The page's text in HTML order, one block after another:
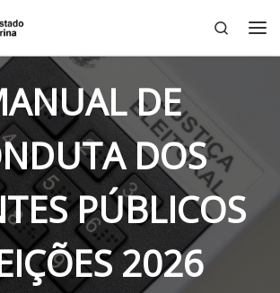
Search
DE
DOS
PÚBLICOS
2026